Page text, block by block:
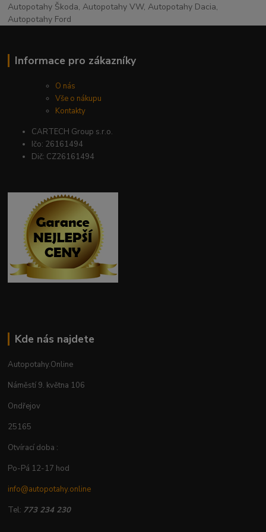
Autopotahy Škoda, Autopotahy VW, Autopotahy Dacia,
Autopotahy Ford
Informace pro zákazníky
O nás
Vše o nákupu
Kontakty
CARTECH Group s.r.o.
Ičo: 26161494
Dič: CZ26161494
Kde nás najdete
Autopotahy.Online
Náměstí 9. května 106
Ondřejov
25165
Otvírací doba :
Po-Pá 12-17 hod
info@autopotahy.online
Tel: 773 234 230